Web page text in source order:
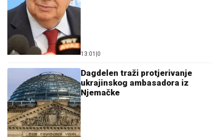
13:01 |0
Dagdelen traži protjerivanje
ukrajinskog ambasadora iz
Njemačke